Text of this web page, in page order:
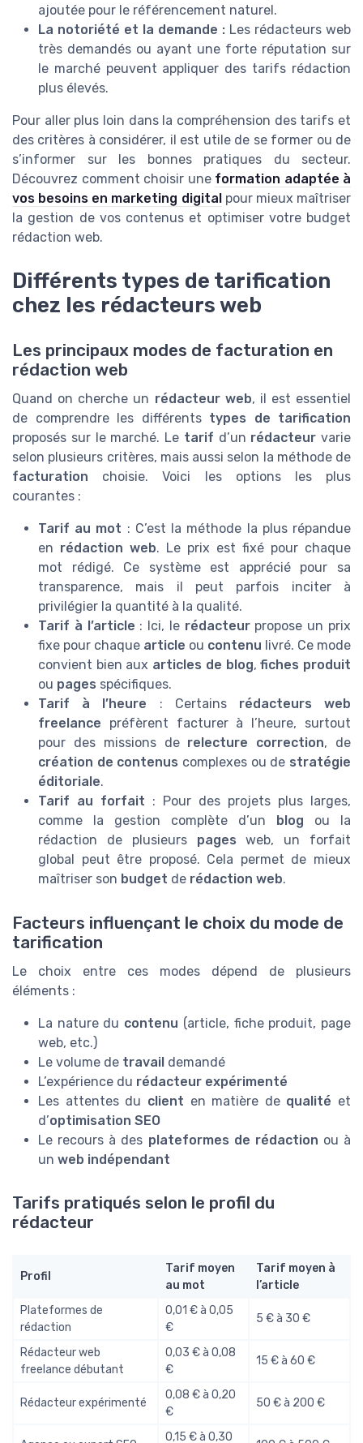
ajoutée pour le référencement naturel.
La notoriété et la demande : Les rédacteurs web
très demandés ou ayant une forte réputation sur
le marché peuvent appliquer des tarifs rédaction
plus élevés.
Pour aller plus loin dans la compréhension des tarifs et
des critères à considérer, il est utile de se former ou de
s’informer sur les bonnes pratiques du secteur.
Découvrez comment choisir une formation adaptée à
vos besoins en marketing digitalpour mieux maîtriser
la gestion de vos contenus et optimiser votre budget
rédaction web.
Différents types de tarification
chez les rédacteurs web
Les principaux modes de facturation en
rédaction web
Quand on cherche un rédacteur web, il est essentiel
de comprendre les différents types de tarification
proposés sur le marché. Le tarif d’un rédacteur varie
selon plusieurs critères, mais aussi selon la méthode de
facturation choisie. Voici les options les plus
courantes :
Tarif au mot : C’est la méthode la plus répandue
en rédaction web. Le prix est fixé pour chaque
mot rédigé. Ce système est apprécié pour sa
transparence, mais il peut parfois inciter à
privilégier la quantité à la qualité.
Tarif à l’article : Ici, le rédacteurpropose un prix
fixe pour chaque article ou contenu livré. Ce mode
convient bien aux articles de blog,fiches produit
ou pages spécifiques.
Tarif à l’heure : Certains rédacteurs web
freelance préfèrent facturer à l’heure, surtout
pour des missions de relecture correction, de
création de contenus complexes ou de stratégie
éditoriale.
Tarif au forfait : Pour des projets plus larges,
comme la gestion complète d’un
blog ou la
rédaction de plusieurs pages web, un forfait
global peut être proposé. Cela permet de mieux
maîtriser son budget de rédaction web.
Facteurs influençant le choix du mode de
tarification
Le choix entre ces modes dépend de plusieurs
éléments :
La nature du contenu (article, fiche produit, page
web, etc.)
Le volume de travail demandé
L’expérience du rédacteur expérimenté
Les attentes du client en matière de qualité et
d’optimisation SEO
Le recours à des plateformes de rédaction ou à
un web indépendant
Tarifs pratiqués selon le profil du
rédacteur
Profil
Tarif moyen
au mot
Tarif moyen à
l’article
Plateformes de
rédaction
0,01 € à 0,05
€
5 € à 30 €
Rédacteur web
freelance débutant
0,03 € à 0,08
€
15 € à 60 €
Rédacteur expérimenté
0,08 € à 0,20
€
50 € à 200 €
0,15 € à 0,30